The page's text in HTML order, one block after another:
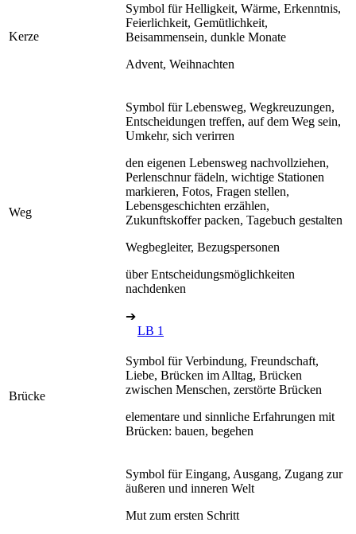
Kerze
Symbol für Helligkeit, Wärme, Erkenntnis,
Feierlichkeit, Gemütlichkeit,
Beisammensein, dunkle Monate
Advent, Weihnachten
Weg
Symbol für Lebensweg, Wegkreuzungen,
Entscheidungen treffen, auf dem Weg sein,
Umkehr, sich verirren
den eigenen Lebensweg nachvollziehen,
Perlenschnur fädeln, wichtige Stationen
markieren, Fotos, Fragen stellen,
Lebensgeschichten erzählen,
Zukunftskoffer packen, Tagebuch gestalten
Wegbegleiter, Bezugspersonen
über Entscheidungsmöglichkeiten
nachdenken
➔
LB 1
Brücke
Symbol für Verbindung, Freundschaft,
Liebe, Brücken im Alltag, Brücken
zwischen Menschen, zerstörte Brücken
elementare und sinnliche Erfahrungen mit
Brücken: bauen, begehen
Symbol für Eingang, Ausgang, Zugang zur
äußeren und inneren Welt
Mut zum ersten Schritt